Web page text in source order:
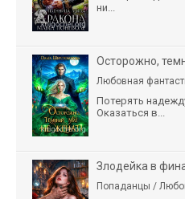
ни...
Осторожно,
Любовная
Потерять
Оказаться в...
Злодейка в
Попаданцы /